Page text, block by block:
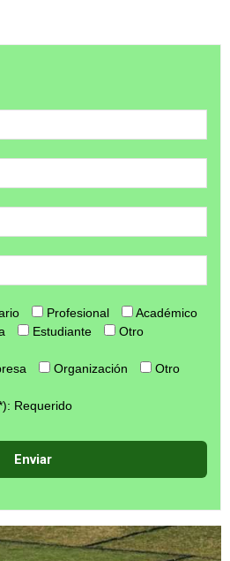
Profesional
Académico
Estudiante Otro
Organización Otro
Requerido